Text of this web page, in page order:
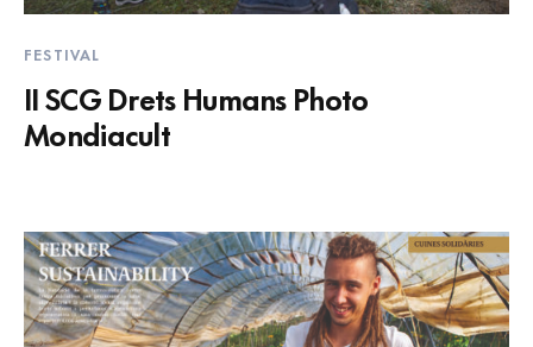
FESTIVAL
II SCG Drets Humans Photo
Mondiacult